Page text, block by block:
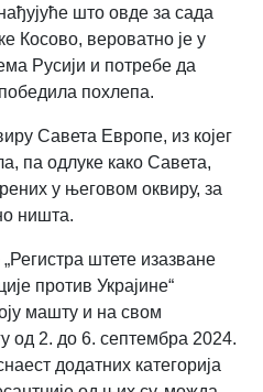
што овде за сада
Косово, вероватно је у
Русији и потребе да
похлепа.
Савета Европе, из којег
па одлуке како Савета,
у његовом оквиру, за
ништа.
штете изазване
против Украјине“
машту и на свом
од 2. до 6. септембра 2024.
додатних категорија